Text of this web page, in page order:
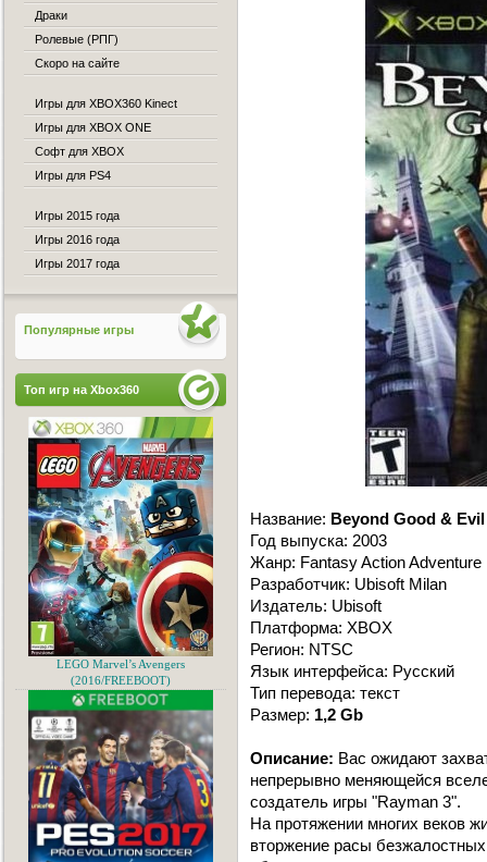
Название: Beyond Good & Evil
Год выпуска: 2003
Жанр: Fantasy Action Adventure
Разработчик: Ubisoft Milan
Издатель: Ubisoft
Платформа: XBOX
Регион: NTSC
Язык интерфейса: Русский
Тип перевода: текст
Размер: 1,2 Gb
Описание: Вас ожидают
непрерывно меняющейся
создатель игры "Rayman 3".
На протяжении многих веков
вторжение расы
Драки
Ролевые (РПГ)
Скоро на сайте
Игры для XBOX360 Kinect
Игры для XBOX ONE
Софт для XBOX
Игры для PS4
Игры 2015 года
Игры 2016 года
Игры 2017 года
Популярные игры
Топ игр на Xbox360
LEGO Marvel’s Avengers
(2016/FREEBOOT)